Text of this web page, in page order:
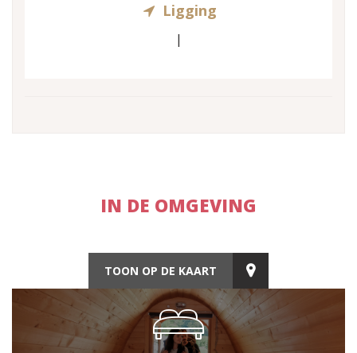
Ligging
|
IN DE OMGEVING
TOON OP DE KAART